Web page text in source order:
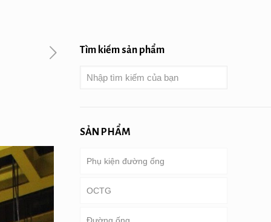
Tìm kiếm sản phẩm
SẢN PHẨM
Phụ kiện đường ống
OCTG